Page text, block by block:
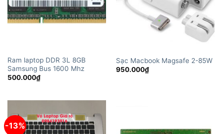
Ram laptop DDR 3L 8GB
Samsung Bus 1600 Mhz
500.000₫
Sạc Macbook Magsafe 2-85W
950.000₫
-13%